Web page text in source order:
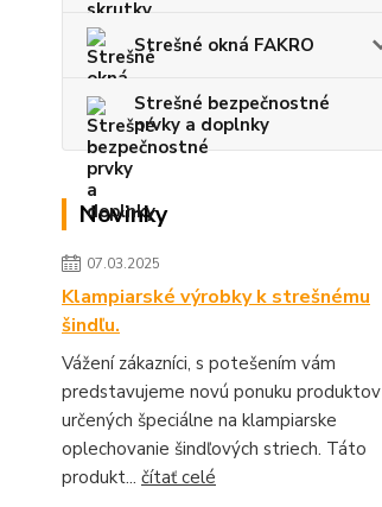
Strešné okná FAKRO
Strešné bezpečnostné
prvky a doplnky
Novinky
07.03.2025
Klampiarské výrobky k strešnému
šindľu.
Vážení zákazníci, s potešením vám
predstavujeme novú ponuku produktov
určených špeciálne na klampiarske
oplechovanie šindľových striech. Táto
produkt... čítať celé